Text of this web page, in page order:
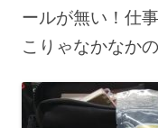
ールが無い！仕
こりゃなかなか